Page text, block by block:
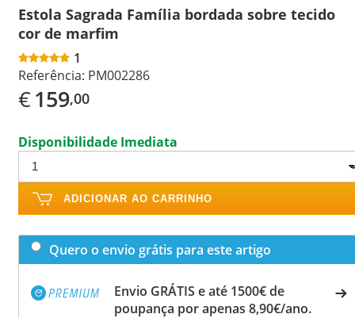
Estola Sagrada Família bordada sobre tecido
cor de marfim
1
Referência: PM002286
€159,00
Disponibilidade Imediata
ADICIONAR AO CARRINHO
Quero o envio grátis para este artigo
Envio GRÁTIS e até 1500€ de
poupança por apenas 8,90€/ano.